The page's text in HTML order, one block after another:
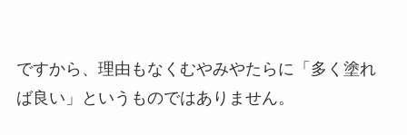
ですから、理由もなくむやみやたらに「多く塗れ
ば良い」というものではありません。